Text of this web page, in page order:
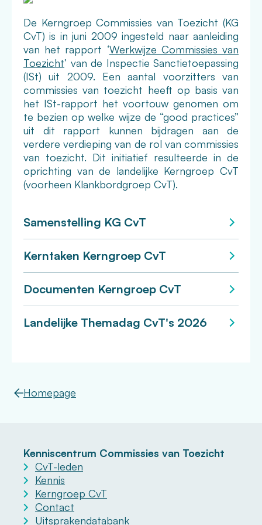
De Kerngroep Commissies van Toezicht (KG
CvT) is in juni 2009 ingesteld naar aanleiding
van het rapport ‘Werkwijze Commissies van
Toezicht’ van de Inspectie Sanctietoepassing
(ISt) uit 2009. Een aantal voorzitters van
commissies van toezicht heeft op basis van
het ISt-rapport het voortouw genomen om
te bezien op welke wijze de “good practices”
uit dit rapport kunnen bijdragen aan de
verdere verdieping van de rol van commissies
van toezicht. Dit initiatief resulteerde in de
oprichting van de landelijke Kerngroep CvT
(voorheen Klankbordgroep CvT).
Samenstelling KG CvT
Kerntaken Kerngroep CvT
Documenten Kerngroep CvT
Landelijke Themadag CvT's 2026
Homepage
Kenniscentrum Commissies van Toezicht
CvT-leden
Kennis
Kerngroep CvT
Contact
Uitsprakendatabank